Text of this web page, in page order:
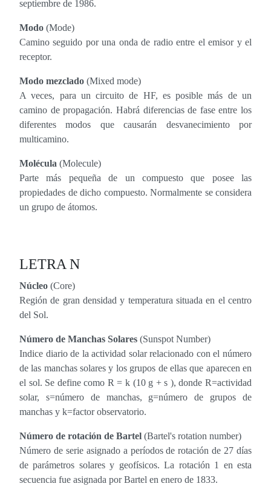
septiembre de 1986.
Modo (Mode)
Camino seguido por una onda de radio entre el emisor y el
receptor.
Modo mezclado (Mixed mode)
A veces, para un circuito de HF, es posible más de un
camino de propagación. Habrá diferencias de fase entre los
diferentes modos que causarán desvanecimiento por
multicamino.
Molécula (Molecule)
Parte más pequeña de un compuesto que posee las
propiedades de dicho compuesto. Normalmente se considera
un grupo de átomos.
LETRA N
Núcleo (Core)
Región de gran densidad y temperatura situada en el centro
del Sol.
Número de Manchas Solares (Sunspot Number)
Indice diario de la actividad solar relacionado con el número
de las manchas solares y los grupos de ellas que aparecen en
el sol. Se define como R = k (10 g + s ), donde R=actividad
solar, s=número de manchas, g=número de grupos de
manchas y k=factor observatorio.
Número de rotación de Bartel (Bartel's rotation number)
Número de serie asignado a períodos de rotación de 27 días
de parámetros solares y geofísicos. La rotación 1 en esta
secuencia fue asignada por Bartel en enero de 1833.